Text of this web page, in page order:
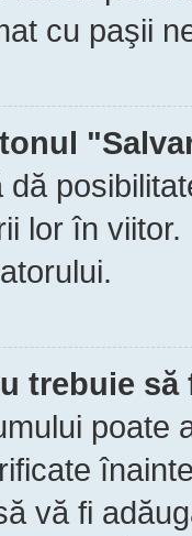
cu paşii
lor în
trebuie
poate
vă fi